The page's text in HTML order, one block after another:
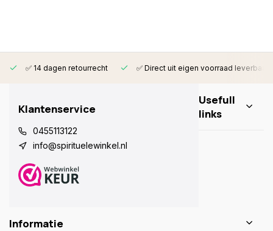
✅ 14 dagen retourrecht ✅ Direct uit eigen voorraad leverbaar
Klantenservice
0455113122
info@spirituelewinkel.nl
Usefull
links
Informatie